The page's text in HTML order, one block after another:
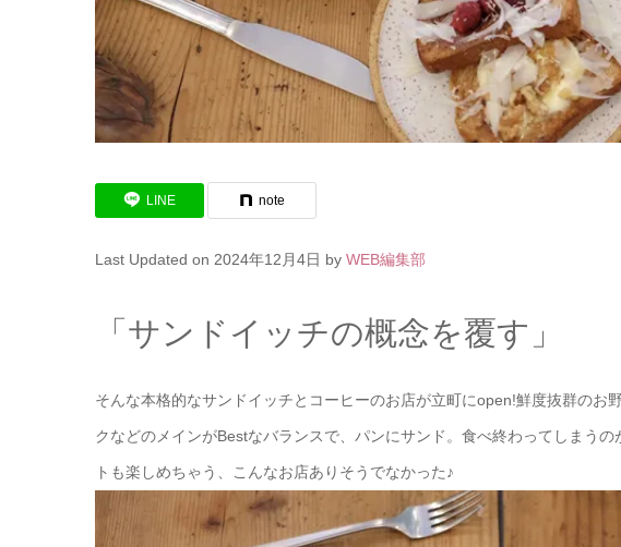
LINE note
Last Updated on 2024年12月4日 by WEB編集部
「サンドイッチの概念を覆す」
そんな本格的なサンドイッチとコーヒーのお店が立町にopen!鮮度抜群のお
クなどのメインがBestなバランスで、パンにサンド。食べ終わってしまう
トも楽しめちゃう、こんなお店ありそうでなかった♪